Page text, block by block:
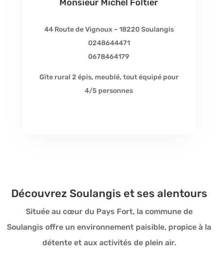
Monsieur Michel Foltier
44 Route de Vignoux – 18220Soulangis
0248644471
0678464179
Gîte rural 2 épis, meublé, tout équipé pour
4/5 personnes
Découvrez Soulangis et ses alentours
Située au cœur du Pays Fort, la commune de
Soulangis offre un environnement paisible, propice à la
détente et aux activités de plein air.